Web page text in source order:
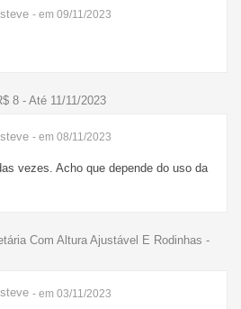
- em 09/11/2023
8 - Até 11/11/2023
- em 08/11/2023
vezes. Acho que depende do uso da
Com Altura Ajustável E Rodinhas -
- em 03/11/2023